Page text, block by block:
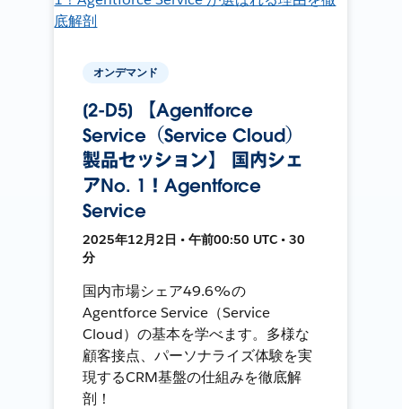
オンデマンド
[2-D5] 【Agentforce
Service（Service Cloud）
製品セッション】 国内シェ
アNo. 1！Agentforce
Service
2025年12月2日 • 午前00:50 UTC • 30
分
国内市場シェア49.6%の
Agentforce Service（Service
Cloud）の基本を学べます。多様な
顧客接点、パーソナライズ体験を実
現するCRM基盤の仕組みを徹底解
剖！